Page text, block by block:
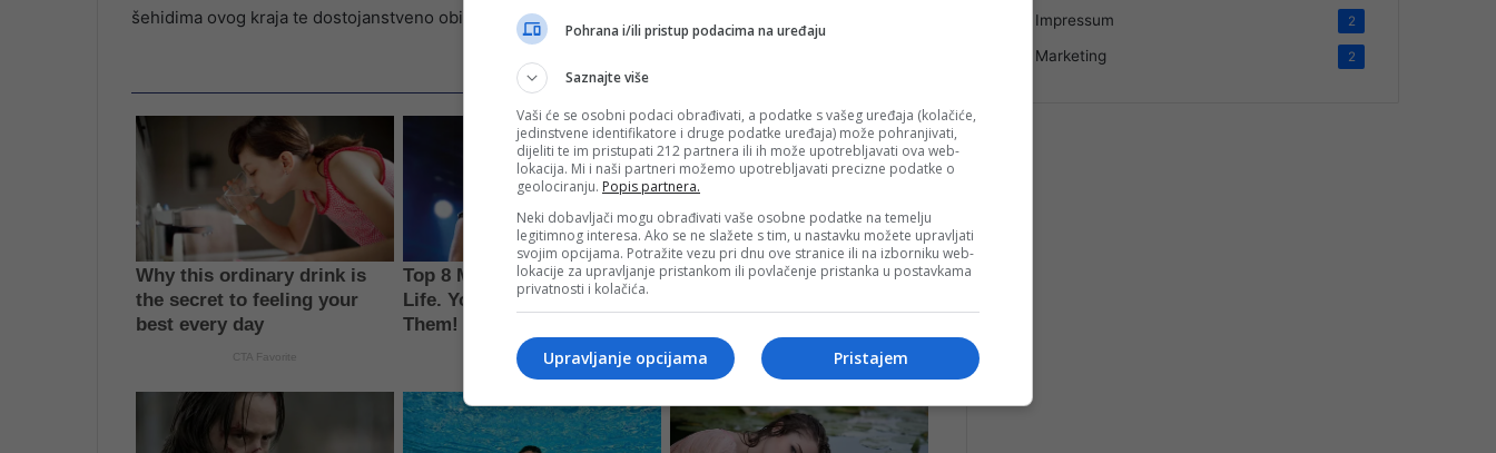
šehidima ovog kraja te dostojanstveno obilježe ovaj dan sjećanja.
Impressum 2
Marketing 2
Pohrana i/ili pristup podacima na uređaju
Saznajte više
Vaši će se osobni podaci obrađivati, a podatke s vašeg uređaja (kolačiće,
jedinstvene identifikatore i druge podatke uređaja) može pohranjivati,
dijeliti te im pristupati 212 partnera ili ih može upotrebljavati ova web-
lokacija. Mi i naši partneri možemo upotrebljavati precizne podatke o
geolociranju. Popis partnera.
Neki dobavljači mogu obrađivati vaše osobne podatke na temelju
legitimnog interesa. Ako se ne slažete s tim, u nastavku možete upravljati
svojim opcijama. Potražite vezu pri dnu ove stranice ili na izborniku web-
lokacije za upravljanje pristankom ili povlačenje pristanka u postavkama
privatnosti i kolačića.
Pristajem
Upravljanje opcijama